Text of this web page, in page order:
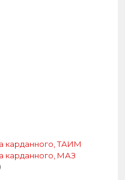
карданного, ТАИМ
карданного, МАЗ